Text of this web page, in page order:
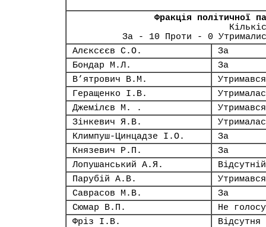
Фракція політичної
За - 10 Проти - 0
Алєксєєв С.О.
За
Бондар М.Л.
За
В’ятрович В.М.
Утримався
Геращенко І.В.
Джемілєв М. .
Утримався
Зінкевич Я.В.
Климпуш-Цинцадзе І.О.
За
Князевич Р.П.
За
Лопушанський А.Я.
Відсутній
Парубій А.В.
Утримався
Саврасов М.В.
За
Сюмар В.П.
Не
Фріз І.В.
Відсутня